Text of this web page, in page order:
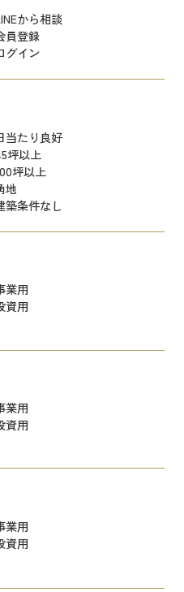
から相談
員登録
グイン
当たり良好
坪以上
坪以上
地
築条件なし
業用
資用
業用
資用
業用
資用